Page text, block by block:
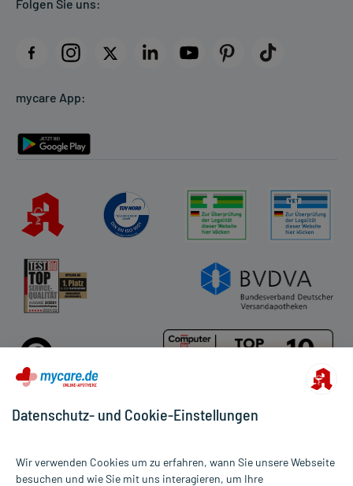
AGB
Datenschutz
Rückgabe/Widerruf
Folgen Sie uns:
mycare App:
Bewertungen mit durchschnittlich 4,8 von 5 Sternen abgegeben.
Datenschutz- und Cookie-Einstellungen
Wir verwenden Cookies um zu erfahren, wann Sie unsere Webseite
besuchen und wie Sie mit uns interagieren, um Ihre